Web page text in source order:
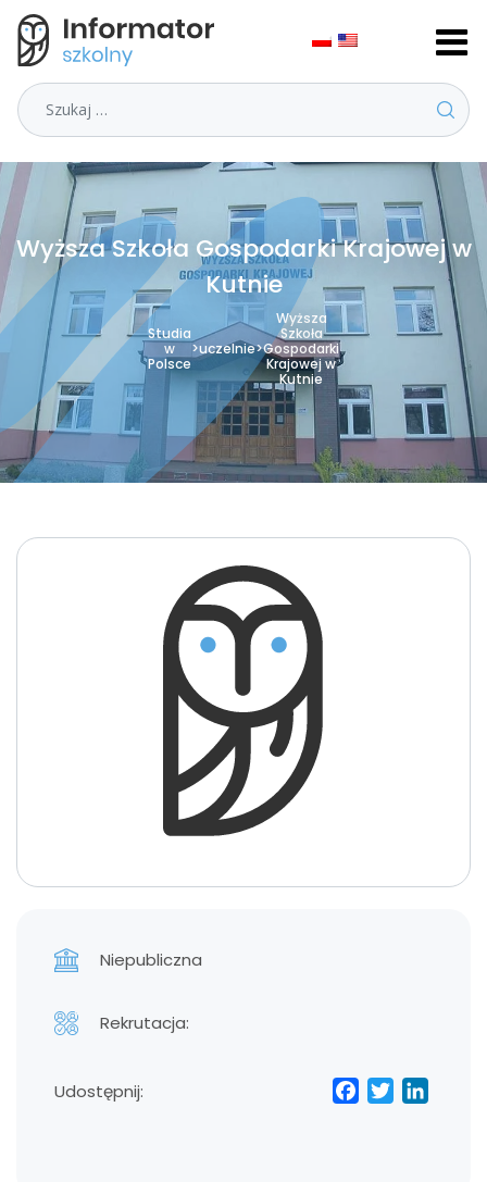
Szukaj
Wyższa Szkoła Gospodarki Krajowej w
Kutnie
Studia
w
Polsce
>uczelnie>
Wyższa
Szkoła
Gospodarki
Krajowej w
Kutnie
Niepubliczna
Rekrutacja:
Udostępnij: